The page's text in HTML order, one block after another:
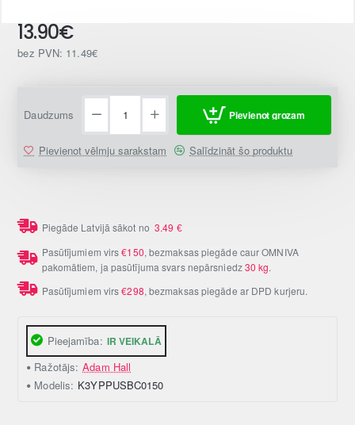
Pieejamība: IR VEIKALĀ
Ražotājs: Adam Hall
Modelis: K3YPPUSBC0150
13.90€
bez PVN: 11.49€
Daudzums Pievienot grozam
Pievienot vēlmju sarakstam Salīdzināt šo produktu
Piegāde Latvijā sākot no3.49 €
Pasūtījumiem virs€150, bezmaksas piegāde caur OMNIVA
pakomātiem, ja pasūtījuma svars nepārsniedz30 kg.
Pasūtījumiem virs€298, bezmaksas piegāde ar DPD kurjeru.